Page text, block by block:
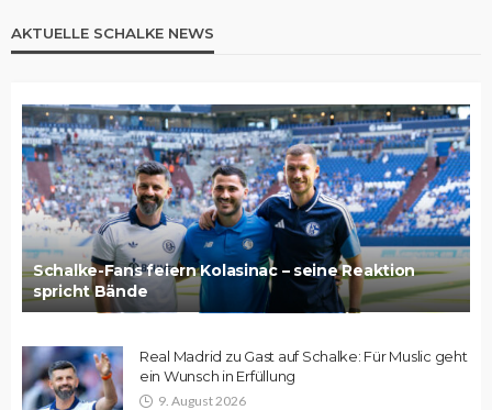
AKTUELLE SCHALKE NEWS
Schalke-Fans feiern Kolasinac – seine Reaktion
spricht Bände
Real Madrid zu Gast auf Schalke: Für Muslic geht
ein Wunsch in Erfüllung
9. August 2026